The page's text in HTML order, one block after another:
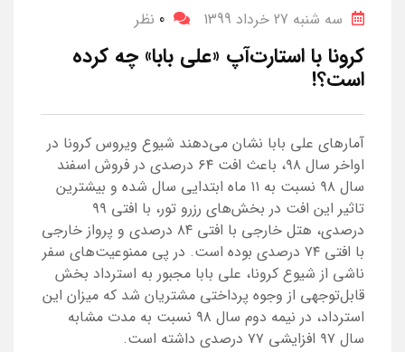
سه شنبه 27 خرداد 1399 0 نظر
کرونا با استارت‌آپ «علی بابا» چه کرده
است؟!
آمارهای علی بابا نشان می‌دهند شیوع ویروس کرونا در
اواخر سال ۹۸، باعث افت ۶۴ درصدی در فروش اسفند
سال ۹۸ نسبت به ۱۱ ماه ابتدایی سال شده و بیشترین
تاثیر این افت در بخش‌های رزرو تور، با افتی ۹۹
درصدی، هتل خارجی با افتی ۸۴ درصدی و پرواز خارجی
با افتی ۷۴ درصدی بوده است. در پی ممنوعیت‌های سفر
ناشی از شیوع کرونا، علی بابا مجبور به استرداد بخش
قابل‌توجهی از وجوه پرداختی مشتریان شد که میزان این
استرداد، در نیمه دوم سال ۹۸ نسبت به مدت مشابه
سال ۹۷ افزایشی ۷۷ درصدی داشته است.